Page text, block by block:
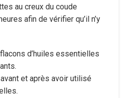
au creux du coude
afin de vérifier qu’il n’y
d’huiles essentielles
et après avoir utilisé